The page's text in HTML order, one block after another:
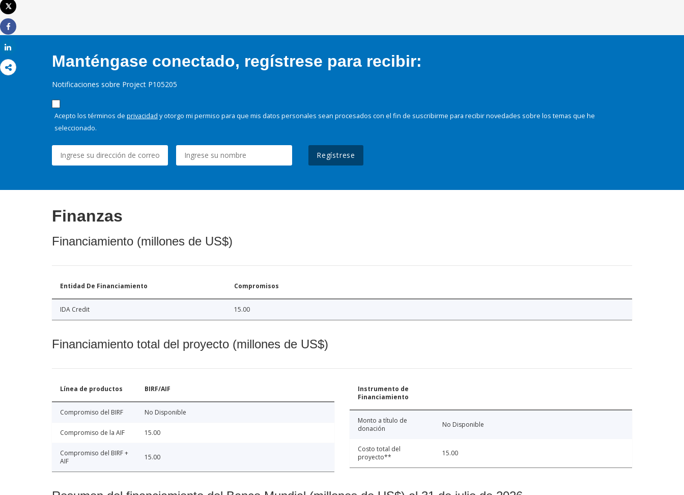
Imprimir
Tweet
Share
Manténgase conectado, regístrese para recibir:
Notificaciones sobre Project P105205
Acepto los términos de privacidad y otorgo mi permiso para que mis datos personales sean procesados con el fin de suscribirme para recibir novedades sobre los temas que he
seleccionado.
Regístrese
Finanzas
Financiamiento (millones de US$)
Entidad De Financiamiento Compromisos
IDA Credit 15.00
Financiamiento total del proyecto (millones de US$)
Línea de productos BIRF/AIF
Compromiso del BIRF No Disponible
Compromiso de la AIF 15.00
Compromiso del BIRF +
AIF
15.00
Instrumento de
Financiamiento
Monto a título de
donación
No Disponible
Costo total del
proyecto**
15.00